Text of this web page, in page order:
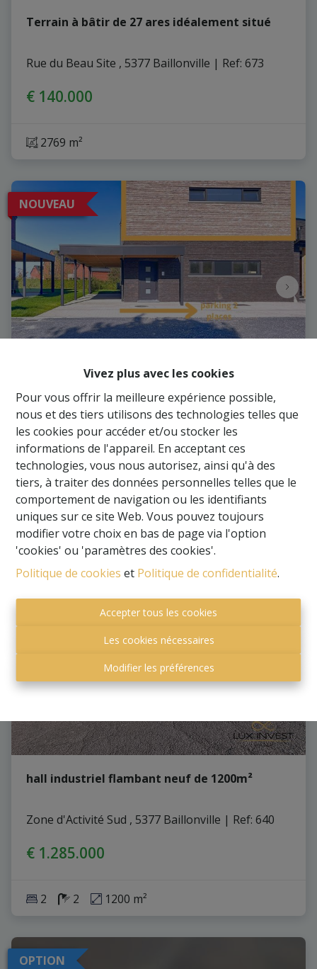
Vivez plus avec les cookies
Pour vous offrir la meilleure expérience possible,
nous et des tiers utilisons des technologies telles que
les cookies pour accéder et/ou stocker les
informations de l'appareil. En acceptant ces
technologies, vous nous autorisez, ainsi qu'à des
tiers, à traiter des données personnelles telles que le
comportement de navigation ou les identifiants
uniques sur ce site Web. Vous pouvez toujours
modifier votre choix en bas de page via l'option
'cookies' ou 'paramètres des cookies'.
Politique de cookies et Politique de confidentialité.
Accepter tous les cookies
Les cookies nécessaires
Modifier les préférences
Terrain à bâtir de 27 ares idéalement situé
Rue du Beau Site , 5377 Baillonville | Ref: 673
€ 140.000
2769 m²
NOUVEAU
Magnifique appartement 2 chambres
Rue du Centre 29 2, 5377 Baillonville |
€ 315.000
2 1 1 95 m² 2
NOUVEAU
hall industriel flambant neuf de 1200m²
Zone d'Activité Sud , 5377 Baillonville | Ref: 640
€ 1.285.000
2 2 1200 m²
OPTION